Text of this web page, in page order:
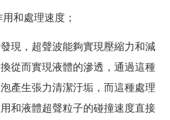
和處理速度；
現，超聲波能夠實現壓縮力和減
從而實現液體的滲透，通過這種
產生張力清潔汙垢，而這種處理
和液體超聲粒子的碰撞速度直接